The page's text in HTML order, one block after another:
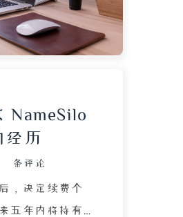
问题交给时
的自己知道曾
NameSilo
经历
条评论
，决定续费个
五年内将持有